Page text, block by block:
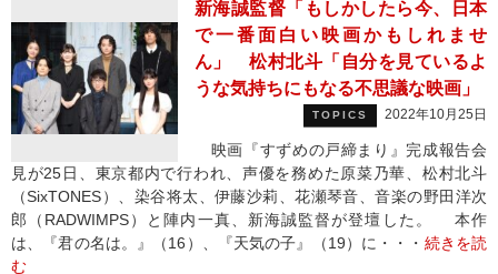
新海誠監督「もしかしたら今、日本
で一番面白い映画かもしれませ
ん」 松村北斗「自分を見ているよ
うな気持ちにもなる不思議な映画」
TOPICS 2022年10月25日
映画『すずめの戸締まり』完成報告会
見が25日、東京都内で行われ、声優を務めた原菜乃華、松村北斗
（SixTONES）、染谷将太、伊藤沙莉、花瀬琴音、音楽の野田洋次
郎（RADWIMPS）と陣内一真、新海誠監督が登壇した。 本作
は、『君の名は。』（16）、『天気の子』（19）に・・・ 続きを読
む